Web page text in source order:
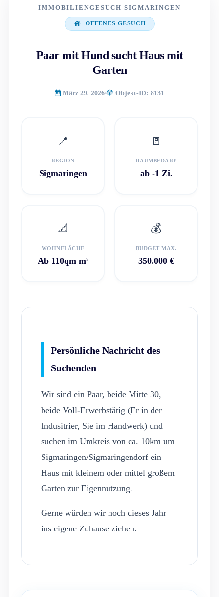
IMMOBILIENGESUCH SIGMARINGEN
OFFENES GESUCH
Paar mit Hund sucht Haus mit
Garten
März 29, 2026 Objekt-ID: 8131
📍
REGION
Sigmaringen
🚪
RAUMBEDARF
ab -1 Zi.
📐
WOHNFLÄCHE
Ab 110qm m²
💰
BUDGET MAX.
350.000 €
Persönliche Nachricht des
Suchenden
Wir sind ein Paar, beide Mitte 30,
beide Voll-Erwerbstätig (Er in der
Indusitrier, Sie im Handwerk) und
suchen im Umkreis von ca. 10km um
Sigmaringen/Sigmaringendorf ein
Haus mit kleinem oder mittel großem
Garten zur Eigennutzung.
Gerne würden wir noch dieses Jahr
ins eigene Zuhause ziehen.